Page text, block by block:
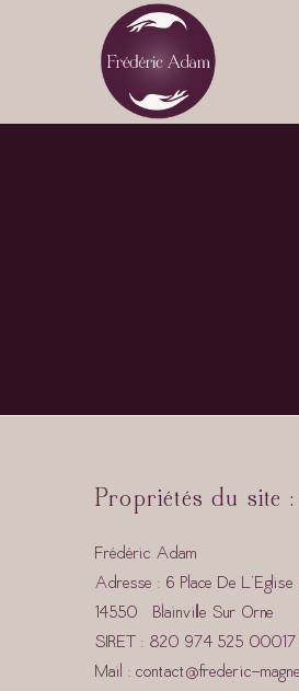
Propriétés du site :
Frédéric Adam
Adresse : 6 Place De L’Eglise
14550 Blainville Sur Orne
SIRET : 820 974 525 00017
Mail :contact@frederic-